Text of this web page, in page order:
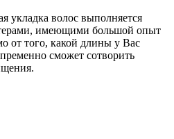
укладка волос выполняется
имеющими большой опыт
от того, какой длины у Вас
сможет сотворить